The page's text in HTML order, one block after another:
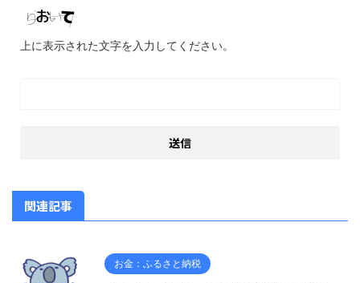
上に表示された文字を入力してください。
関連記事
お金：ふるさと納税